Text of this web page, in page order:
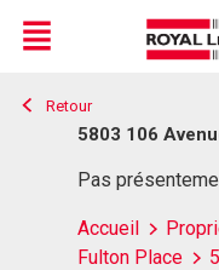
Live
En Direct
Menu
Retour
5803 106
Pas
Accueil
Fulton Place